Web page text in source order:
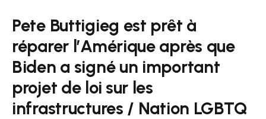
Pete Buttigieg est prêt à
réparer l’Amérique après que
Biden a signé un important
projet de loi sur les
infrastructures / Nation LGBTQ